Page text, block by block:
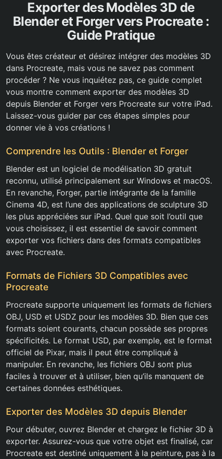
Exporter des Modèles 3D de
Blender et Forger vers Procreate :
Guide Pratique
Vous êtes créateur et désirez intégrer des modèles 3D
dans Procreate, mais vous ne savez pas comment
procéder ? Ne vous inquiétez pas, ce guide complet
vous montre comment exporter des modèles 3D
depuis Blender et Forger vers Procreate sur votre iPad.
Laissez-vous guider par ces étapes simples pour
donner vie à vos créations !
Comprendre les Outils : Blender et Forger
Blender est un logiciel de modélisation 3D gratuit
reconnu, utilisé principalement sur Windows et macOS.
En revanche, Forger, partie intégrante de la famille
Cinema 4D, est l’une des applications de sculpture 3D
les plus appréciées sur iPad. Quel que soit l’outil que
vous choisissez, il est essentiel de savoir comment
exporter vos fichiers dans des formats compatibles
avec Procreate.
Formats de Fichiers 3D Compatibles avec
Procreate
Procreate supporte uniquement les formats de fichiers
OBJ, USD et USDZ pour les modèles 3D. Bien que ces
formats soient courants, chacun possède ses propres
spécificités. Le format USD, par exemple, est le format
officiel de Pixar, mais il peut être compliqué à
manipuler. En revanche, les fichiers OBJ sont plus
faciles à trouver et à utiliser, bien qu’ils manquent de
certaines données esthétiques.
Exporter des Modèles 3D depuis Blender
Pour débuter, ouvrez Blender et chargez le fichier 3D à
exporter. Assurez-vous que votre objet est finalisé, car
Procreate est destiné uniquement à la peinture, pas à la